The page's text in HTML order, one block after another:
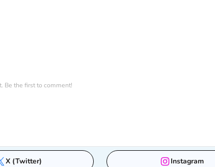
Be the first to comment!
X (Twitter) Instagram